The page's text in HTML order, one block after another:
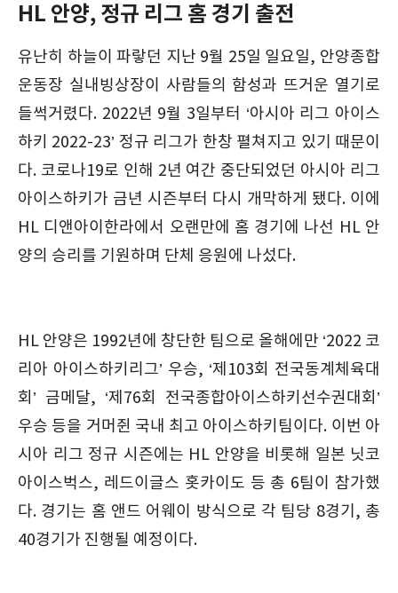
HL 안양, 정규 리그 홈 경기 출전
유난히 하늘이 파랗던 지난 9월 25일 일요일, 안양종합
운동장 실내빙상장이 사람들의 함성과 뜨거운 열기로
들썩거렸다. 2022년 9월 3일부터 ‘아시아 리그 아이스
하키 2022-23’ 정규 리그가 한창 펼쳐지고 있기 때문이
다. 코로나19로 인해 2년 여간 중단되었던 아시아 리그
아이스하키가 금년 시즌부터 다시 개막하게 됐다. 이에
HL 디앤아이한라에서 오랜만에 홈 경기에 나선 HL 안
양의 승리를 기원하며 단체 응원에 나섰다.
HL 안양은 1992년에 창단한 팀으로 올해에만 ‘2022 코
리아 아이스하키리그’ 우승, ‘제103회 전국동계체육대
회’ 금메달, ‘제76회 전국종합아이스하키선수권대회’
우승 등을 거머쥔 국내 최고 아이스하키팀이다. 이번 아
시아 리그 정규 시즌에는 HL 안양을 비롯해 일본 닛코
아이스벅스, 레드이글스 홋카이도 등 총 6팀이 참가했
다. 경기는 홈 앤드 어웨이 방식으로 각 팀당 8경기, 총
40경기가 진행될 예정이다.